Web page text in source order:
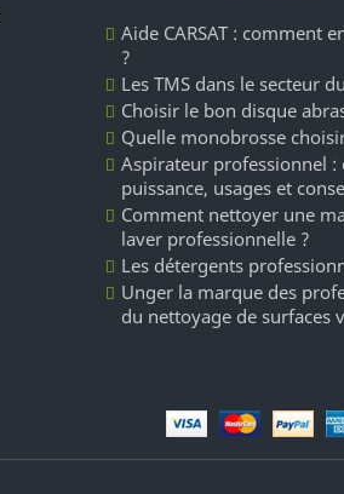
Aide CARSAT : comment
?
Les TMS dans le secteur
Choisir le bon disque
Quelle monobrosse
Aspirateur professionnel :
puissance, usages et
Comment nettoyer une
laver professionnelle ?
Les détergents
Unger la marque des
du nettoyage de surfaces